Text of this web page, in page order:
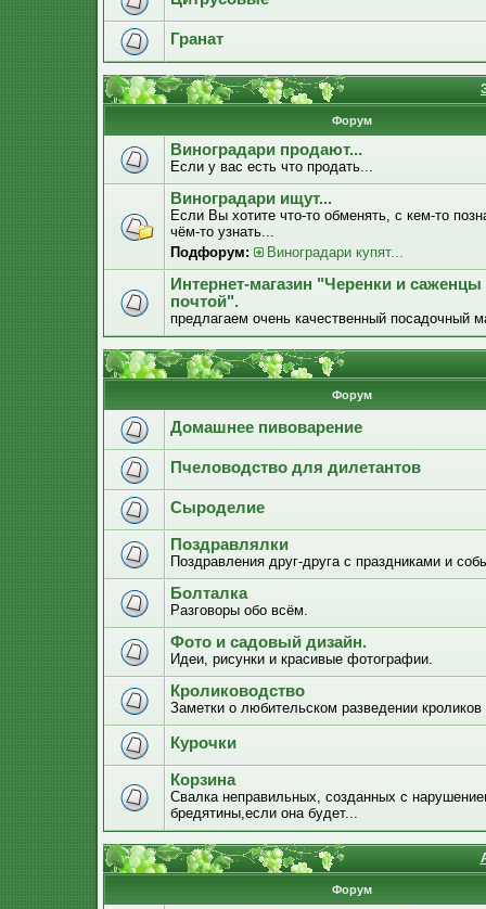
Гранат
Форум
Виноградари продают...
Если у вас есть что продать...
Виноградари ищут...
Если Вы хотите что-то обменять, с кем-то
чём-то узнать...
Подфорум:
Виноградари купят...
Интернет-магазин "Черенки и саженцы
почтой".
предлагаем очень качественный посадочный
Форум
Домашнее пивоварение
Пчеловодство для дилетантов
Сыроделие
Поздравлялки
Поздравления друг-друга с праздниками и
Болталка
Разговоры обо всём.
Фото и садовый дизайн.
Идеи, рисунки и красивые фотографии.
Кролиководство
Заметки о любительском разведении кроликов
Курочки
Корзина
Свалка неправильных, созданных с
бредятины,если она будет...
Форум